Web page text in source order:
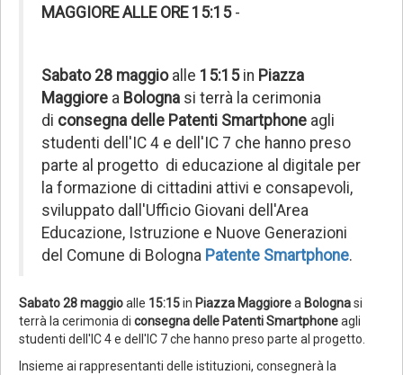
MAGGIORE ALLE ORE 15:15 -
Sabato 28 maggio alle 15:15 in Piazza
Maggiore a Bologna si terrà la cerimonia
di consegna delle Patenti Smartphone agli
studenti dell'IC 4 e dell'IC 7 che hanno preso
parte al progetto di educazione al digitale per
la formazione di cittadini attivi e consapevoli,
sviluppato dall'Ufficio Giovani dell'Area
Educazione, Istruzione e Nuove Generazioni
del Comune di Bologna Patente Smartphone.
Sabato 28 maggioalle 15:15in Piazza Maggiorea Bolognasi
terrà la cerimonia di consegna delle Patenti Smartphoneagli
studenti dell'IC 4 e dell'IC 7 che hanno preso parte al progetto.
Insieme ai rappresentanti delle istituzioni, consegnerà la